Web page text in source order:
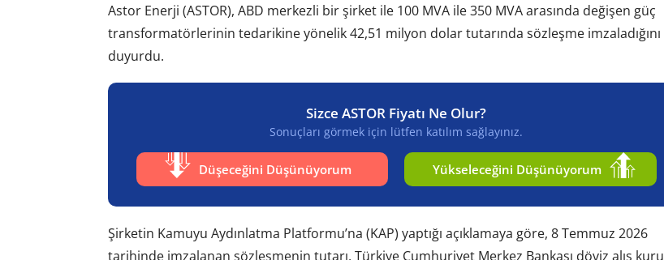
Astor Enerji (ASTOR), ABD merkezli bir şirket ile 100 MVA ile 350 MVA arasında değişen güç
transformatörlerinin tedarikine yönelik 42,51 milyon dolar tutarında sözleşme imzaladığını
duyurdu.
Sizce ASTOR Fiyatı Ne Olur?
Sonuçları görmek için lütfen katılım sağlayınız.
Düşeceğini Düşünüyorum Yükseleceğini Düşünüyorum
Şirketin Kamuyu Aydınlatma Platformu’na (KAP) yaptığı açıklamaya göre, 8 Temmuz 2026
tarihinde imzalanan sözleşmenin tutarı, Türkiye Cumhuriyet Merkez Bankası döviz alış kuru